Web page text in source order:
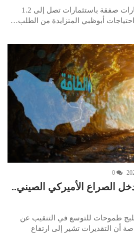
شهد قطاع التعدين في الإمارات صفقة باستثمارات تصل إلى 1.2
احتياجات أبوظبي المتزايدة من الطلب…
0
الصراع الأميركي الصيني..
طموحات للتوسع في التنقيب عن
أن التقديرات تشير إلى ارتفاع